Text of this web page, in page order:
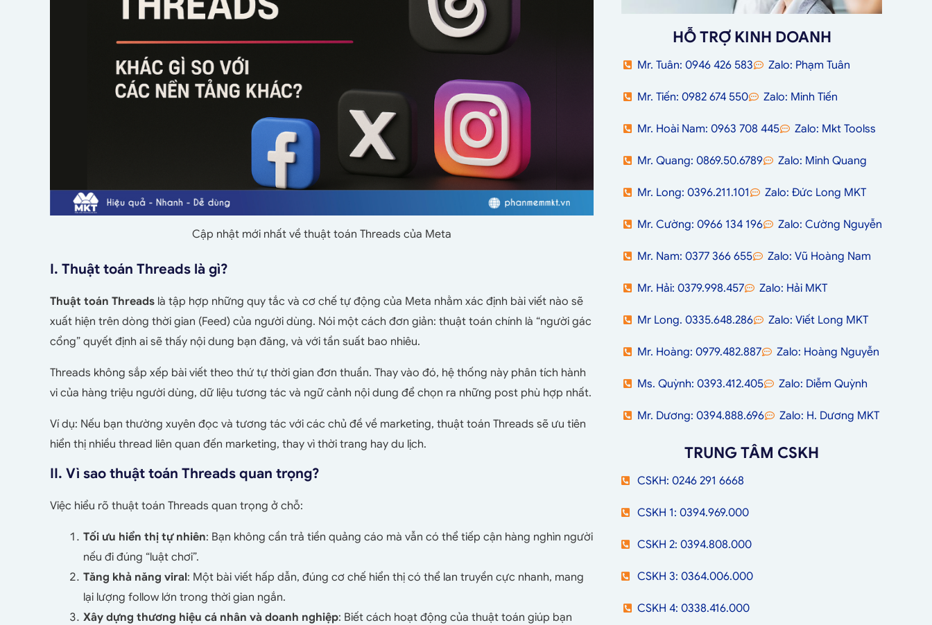
Cập nhật mới nhất về thuật toán Threads của Meta
I. Thuật toán Threads là gì?
Thuật toán Threads là tập hợp những quy tắc và cơ chế tự động của Meta nhằm xác định bài viết nào sẽ
xuất hiện trên dòng thời gian (Feed) của người dùng. Nói một cách đơn giản: thuật toán chính là “người gác
cổng” quyết định ai sẽ thấy nội dung bạn đăng, và với tần suất bao nhiêu.
Threads không sắp xếp bài viết theo thứ tự thời gian đơn thuần. Thay vào đó, hệ thống này phân tích hành
vi của hàng triệu người dùng, dữ liệu tương tác và ngữ cảnh nội dung để chọn ra những post phù hợp nhất.
Ví dụ: Nếu bạn thường xuyên đọc và tương tác với các chủ đề về marketing, thuật toán Threads sẽ ưu tiên
hiển thị nhiều thread liên quan đến marketing, thay vì thời trang hay du lịch.
II. Vì sao thuật toán Threads quan trọng?
Việc hiểu rõ thuật toán Threads quan trọng ở chỗ:
Tối ưu hiển thị tự nhiên: Bạn không cần trả tiền quảng cáo mà vẫn có thể tiếp cận hàng nghìn người
nếu đi đúng “luật chơi”.
Tăng khả năng viral: Một bài viết hấp dẫn, đúng cơ chế hiển thị có thể lan truyền cực nhanh, mang
lại lượng follow lớn trong thời gian ngắn.
Xây dựng thương hiệu cá nhân và doanh nghiệp: Biết cách hoạt động của thuật toán giúp bạn
HỖ TRỢ KINH DOANH
Mr. Tuân: 0946 426 583 Zalo: Phạm Tuân
Mr. Tiến: 0982 674 550 Zalo: Minh Tiến
Mr. Hoài Nam: 0963 708 445 Zalo: Mkt Toolss
Mr. Quang: 0869.50.6789 Zalo: Minh Quang
Mr. Long: 0396.211.101 Zalo: Đức Long MKT
Mr. Cường: 0966 134 196 Zalo: Cường Nguyễn
Mr. Nam: 0377 366 655 Zalo: Vũ Hoàng Nam
Mr. Hải: 0379.998.457 Zalo: Hải MKT
Mr Long. 0335.648.286 Zalo: Viết Long MKT
Mr. Hoàng: 0979.482.887 Zalo: Hoàng Nguyễn
Ms. Quỳnh: 0393.412.405 Zalo: Diễm Quỳnh
Mr. Dương: 0394.888.696 Zalo: H. Dương MKT
TRUNG TÂM CSKH
CSKH: 0246 291 6668
CSKH 1: 0394.969.000
CSKH 2: 0394.808.000
CSKH 3: 0364.006.000
CSKH 4: 0338.416.000